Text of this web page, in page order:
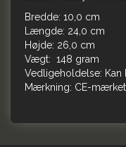
Bredde: 10,0 cm
Længde: 24,0 cm
Højde: 26,0 cm
Vægt: 148 gram
Vedligeholdelse: Kan
Mærkning: CE-mærket